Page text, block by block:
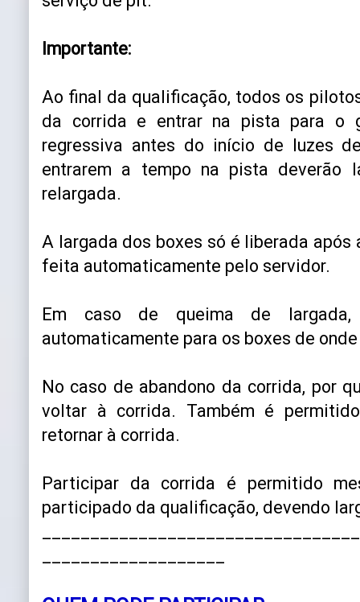
Importante:
Ao final da qualificação, todos os
da corrida e entrar na pista para o
regressiva antes do início de luzes
entrarem a tempo na pista deverão
relargada.
A largada dos boxes só é liberada após
feita automaticamente pelo servidor.
Em caso de queima de
automaticamente para os boxes de
No caso de abandono da corrida, por
voltar à corrida. Também é
retornar à corrida.
Participar da corrida é permitido
participado da qualificação, devendo